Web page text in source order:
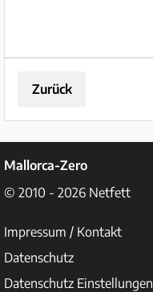
Zurück
Mallorca-Zero
© 2010 - 2026 Netfett
Impressum / Kontakt
Datenschutz
Datenschutz Einstellungen